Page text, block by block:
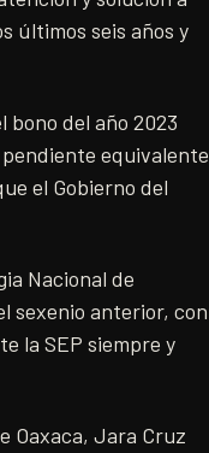
últimos seis años y
bono del año 2023
equivalente
el Gobierno del
Nacional de
sexenio anterior, con
la SEP siempre y
Oaxaca, Jara Cruz